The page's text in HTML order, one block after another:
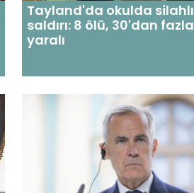
Tayland'da okulda silahlı
saldırı: 8 ölü, 30'dan fazla
yaralı